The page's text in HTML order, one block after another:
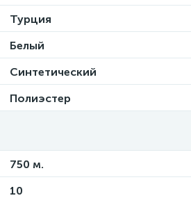
Турция
Белый
Синтетический
Полиэстер
750 м.
10